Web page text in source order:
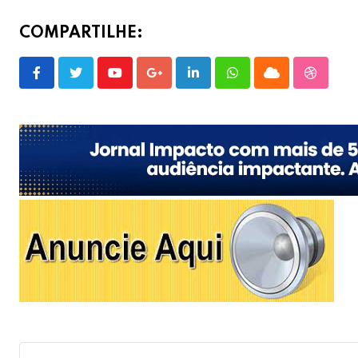
COMPARTILHE:
YoutubeGoogle+LinkedInWhatsappCloud